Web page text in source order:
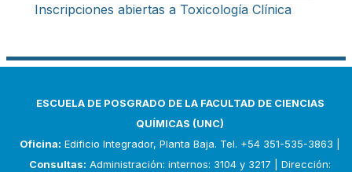
UNIVERSIDAD
NACIONAL DE
CÓRDOBA
Inscripciones abiertas a Toxicología Clínica
ESCUELA DE POSGRADO DE LA FACULTAD DE CIENCIAS
QUÍMICAS (UNC)
Oficina: Edificio Integrador, Planta Baja. Tel. +54 351-535-3863 |
Consultas: Administración: internos: 3104 y 3217 | Dirección: